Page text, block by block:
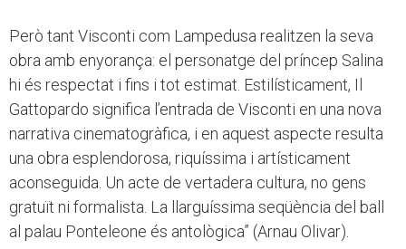
Però tant Visconti com Lampedusa realitzen la seva
obra amb enyorança: el personatge del príncep Salina
hi és respectat i fins i tot estimat. Estilísticament, Il
Gattopardo significa l’entrada de Visconti en una nova
narrativa cinematogràfica, i en aquest aspecte resulta
una obra esplendorosa, riquíssima i artísticament
aconseguida. Un acte de vertadera cultura, no gens
gratuït ni formalista. La llarguíssima seqüència del ball
al palau Ponteleone és antològica” (Arnau Olivar).